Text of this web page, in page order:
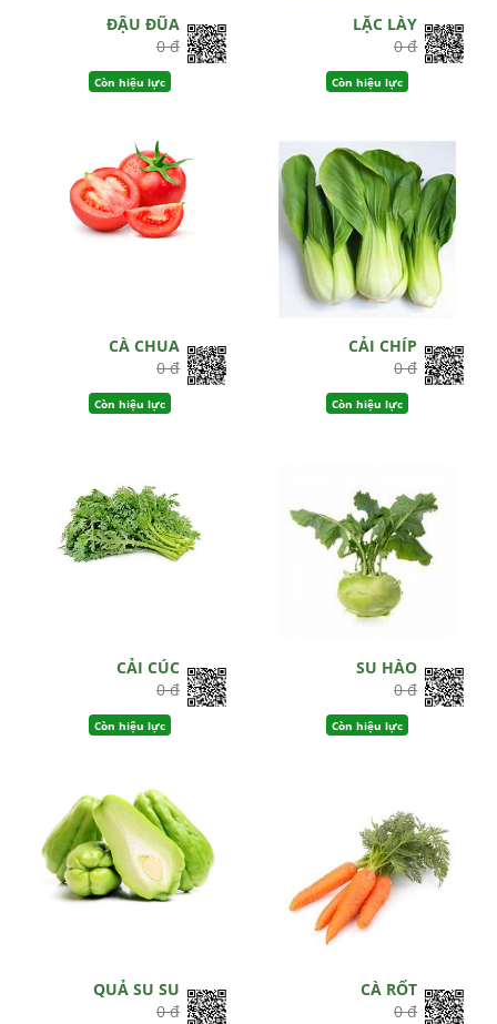
ĐẬU ĐŨA
0 đ
Còn hiệu lực
LẶC LÀY
0 đ
Còn hiệu lực
CÀ CHUA
0 đ
Còn hiệu lực
CẢI CHÍP
0 đ
Còn hiệu lực
CẢI CÚC
0 đ
Còn hiệu lực
SU HÀO
0 đ
Còn hiệu lực
QUẢ SU SU
0 đ
CÀ RỐT
0 đ